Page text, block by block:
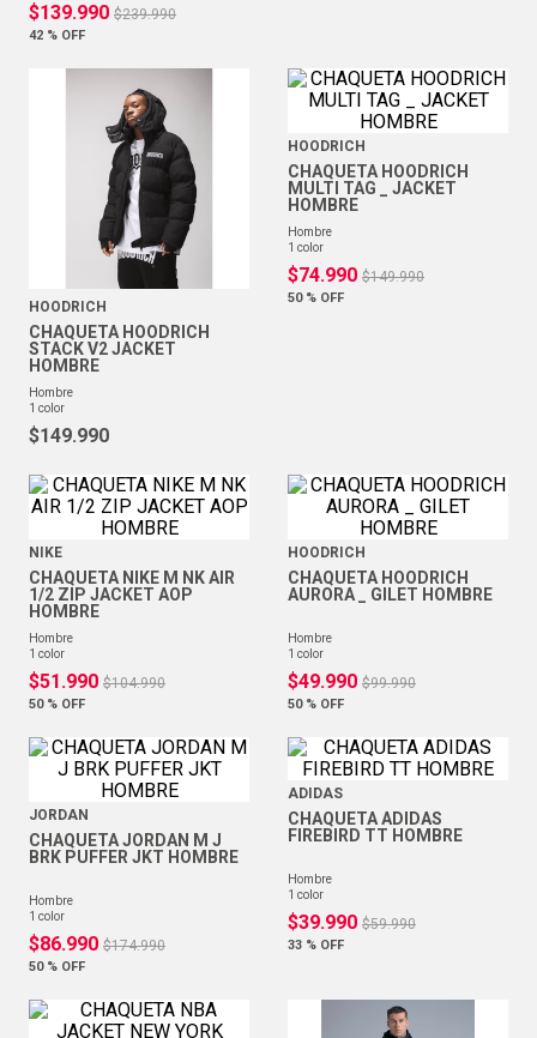
$139.990 $239.990
42 % OFF
HOODRICH
CHAQUETA HOODRICH
STACK V2 JACKET
HOMBRE
hombre
1 color
$149.990
HOODRICH
CHAQUETA HOODRICH
MULTI TAG _ JACKET
HOMBRE
hombre
1 color
$74.990 $149.990
50 % OFF
NIKE
CHAQUETA NIKE M NK AIR
1/2 ZIP JACKET AOP
HOMBRE
hombre
1 color
$51 .990 $104.990
50 % OFF
HOODRICH
CHAQUETA HOODRICH
AURORA _ GILET HOMBRE
hombre
1 color
$49.990 $99.990
50 % OFF
JORDAN
CHAQUETA JORDAN M J
BRK PUFFER JKT HOMBRE
hombre
1 color
$86.990 $174.990
50 % OFF
ADIDAS
CHAQUETA ADIDAS
FIREBIRD TT HOMBRE
hombre
1 color
$39.990 $59.990
33 % OFF